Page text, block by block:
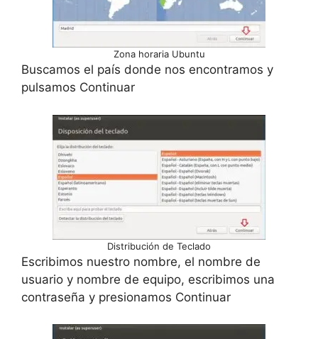
Zona horaria Ubuntu
Buscamos el país donde nos encontramos y
pulsamos Continuar
Distribución de Teclado
Escribimos nuestro nombre, el nombre de
usuario y nombre de equipo, escribimos una
contraseña y presionamos Continuar